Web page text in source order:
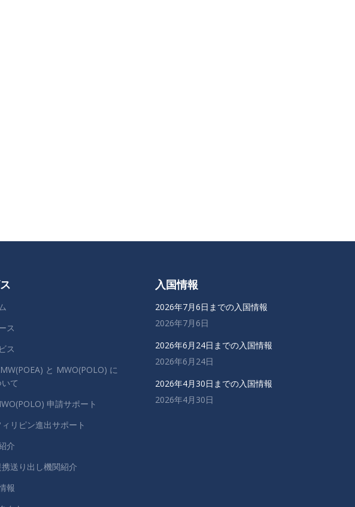
ス
ス
と MWO(POLO) に
て
申請サポート
ィリピン進出サポート
介
送り出し機関紹介
報
入国情報
2026年7月6日までの入国情報
2026年7月6日
2026年6月24日までの入国情報
2026年6月24日
2026年4月30日までの入国情報
2026年4月30日